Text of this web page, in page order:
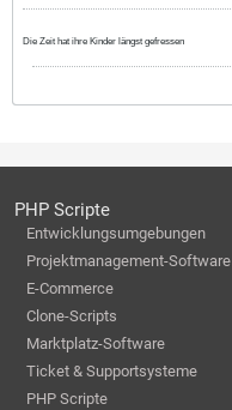
Die Zeit hat ihre Kinder längst gefressen
PHP Scripte
Entwicklungsumgebungen
Projektmanagement-Software
E-Commerce
Clone-Scripts
Marktplatz-Software
Ticket & Supportsysteme
PHP Scripte